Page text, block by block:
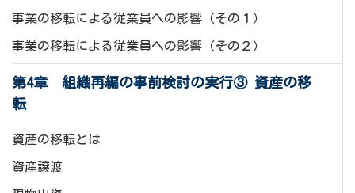
事業の移転による従業員への影響（その１）
事業の移転による従業員への影響（その２）
第4章 組織再編の事前検討の実行③ 資産の移
転
資産の移転とは
資産譲渡